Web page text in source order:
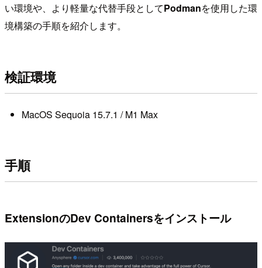
い環境や、より軽量な代替手段としてPodmanを使用した環
境構築の手順を紹介します。
検証環境
MacOS Sequoia 15.7.1 / M1 Max
手順
ExtensionのDev Containersをインストール